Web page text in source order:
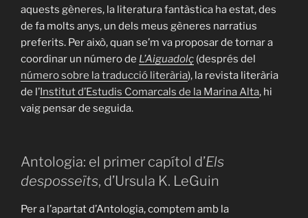
aquests gèneres, la literatura fantàstica ha estat, des
de fa molts anys, un dels meus gèneres narratius
preferits. Per això, quan se’m va proposar de tornar a
coordinar un número de L’Aiguadolç (després del
número sobre la traducció literària), la revista literària
de l’Institut d’Estudis Comarcals de la Marina Alta, hi
vaig pensar de seguida.
Antologia: el primer capítol d’Els
desposseïts, d’Ursula K. LeGuin
Per a l’apartat d’Antologia, comptem amb la